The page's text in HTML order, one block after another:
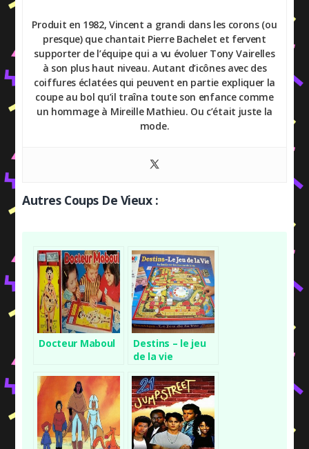
Produit en 1982, Vincent a grandi dans les corons (ou
presque) que chantait Pierre Bachelet et fervent
supporter de l’équipe qui a vu évoluer Tony Vairelles
à son plus haut niveau. Autant d’icônes avec des
coiffures éclatées qui peuvent en partie expliquer la
coupe au bol qu’il traîna toute son enfance comme
un hommage à Mireille Mathieu. Ou c’était juste la
mode.
Autres Coups De Vieux :
Docteur Maboul
Destins – le jeu
de la vie